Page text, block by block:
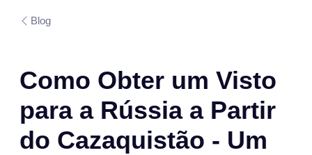
Blog
Como Obter um Visto
para a Rússia a Partir
do Cazaquistão - Um